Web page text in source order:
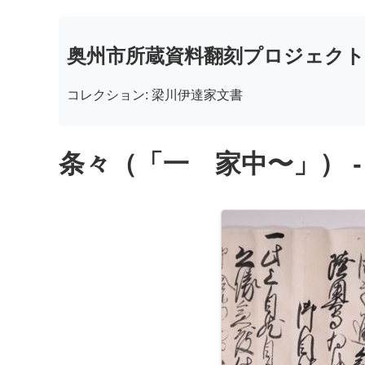
奥州市所蔵資料翻刻プロジェクト
コレクション: 梁川伊達家文書
条々（「一 家中〜」）